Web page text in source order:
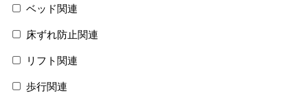
ベッド関連
床ずれ防止関連
リフト関連
歩行関連